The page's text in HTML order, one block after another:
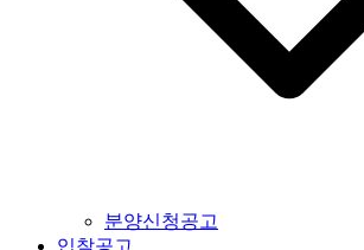
분양신청공고
입찰공고